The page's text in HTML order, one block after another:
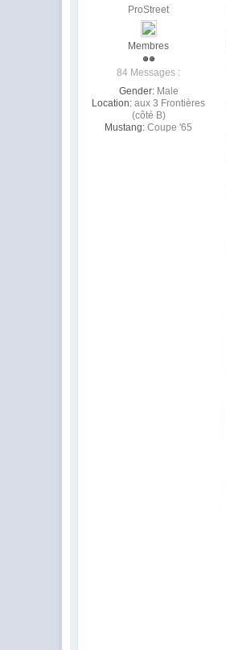
ProStreet
Membres
84 Messages :
Gender: Male
Location: aux 3 Frontières
(côté B)
Mustang: Coupe '65